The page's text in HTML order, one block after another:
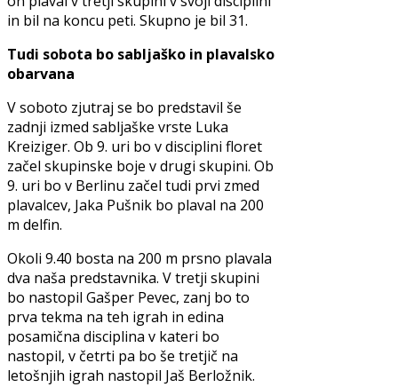
in bil na koncu peti. Skupno je bil 31.
Tudi sobota bo sabljaško in plavalsko
obarvana
V soboto zjutraj se bo predstavil še
zadnji izmed sabljaške vrste Luka
Kreiziger. Ob 9. uri bo v disciplini floret
začel skupinske boje v drugi skupini. Ob
9. uri bo v Berlinu začel tudi prvi zmed
plavalcev, Jaka Pušnik bo plaval na 200
m delfin.
Okoli 9.40 bosta na 200 m prsno plavala
dva naša predstavnika. V tretji skupini
bo nastopil Gašper Pevec, zanj bo to
prva tekma na teh igrah in edina
posamična disciplina v kateri bo
nastopil, v četrti pa bo še tretjič na
letošnjih igrah nastopil Jaš Berložnik.